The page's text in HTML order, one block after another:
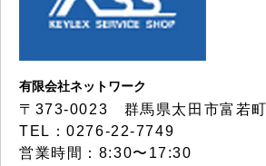
有限会社ネットワーク
〒373-0023 群馬県太田市富若
TEL：0276-22-7749
営業時間：8:30〜17:30